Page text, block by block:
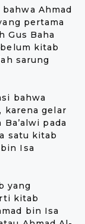
Ahmad
pertama
Gus Baha
kitab
sarung
bahwa
karena gelar
pada
satu kitab
Isa
yang
kitab
bin Isa